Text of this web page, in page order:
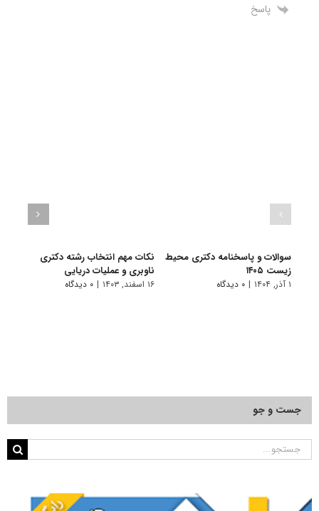
پاسخ
سوالات و پاسخنامه دکتری محیط‌
زیست ۱۴۰۵
۱ آذر, ۱۴۰۴ | ۰ دیدگاه
نکات مهم انتخاب رشته دکتری
ناوبری و عملیات دریایی
۱۶ اسفند, ۱۴۰۳ | ۰ دیدگاه
جست و جو
جستجو